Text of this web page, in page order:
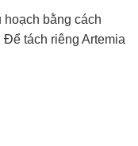
hoạch bằng cách
tách riêng Artemia